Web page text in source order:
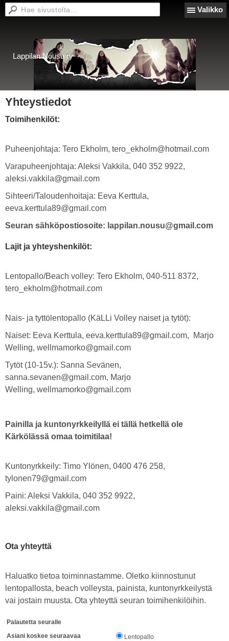
Valikko
Lappilan Nousu ry
Yhteystiedot
Toimihenkilöt:
Puheenjohtaja: Tero Ekholm, tero_ekholm@hotmail.com
Varapuheenjohtaja: Aleksi Vakkila, 040 352 9922,
aleksi.vakkila@gmail.com
Sihteeri/Taloudenhoitaja: Eeva Kerttula,
eeva.kerttula89@gmail.com
Seuran sähköpostiosoite: lappilan.nousu@gmail.com
Lajit ja yhteyshenkilöt:
Lentopallo/Beach volley: Tero Ekholm, 040-511 8372,
tero_ekholm@hotmail.com
Nais- ja tyttölentopallo (KäLLi Volley naiset ja tytöt):
Naiset: Eeva Kerttula, eeva.kerttula89@gmail.com, Marjo
Welling, wellmamorko@gmail.com
Tytöt (10-15v.): Sanna Sevänen,
sanna.sevanen@gmail.com, Marjo
Welling, wellmamorko@gmail.com
Painilla ja kuntonyrkkeilyllä ei tällä hetkellä ole
Kärkölässä omaa toimitilaa!
Kuntonyrkkeily: Timo Ylönen, 0400 476 258,
tylonen79@gmail.com
Paini: Aleksi Vakkila, 040 352 9922,
aleksi.vakkila@gmail.com
Ota yhteyttä
Haluatko tietoa toiminnastamme. Oletko kiinnostunut
lentopallosta, beach volleysta, painista, kuntonyrkkeilystä
vai jostain muusta. Ota yhteyttä seuran toimihenkilöihin.
Palautetta seuralle
Asiani koskee seuraavaa
Lentopallo